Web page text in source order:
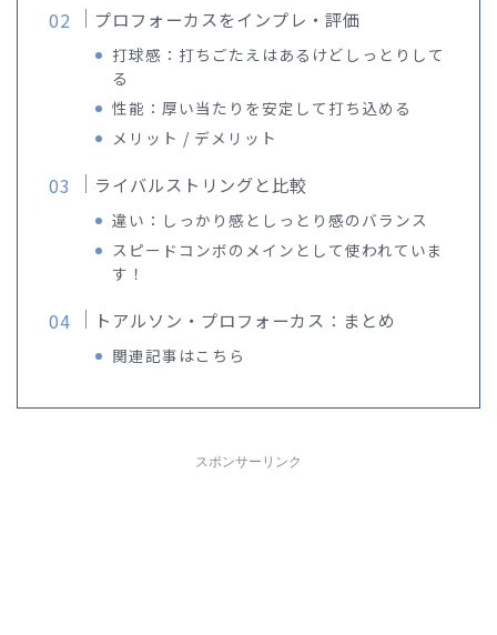
プロフォーカスをインプレ・評価
打球感：打ちごたえはあるけどしっとりして
る
性能：厚い当たりを安定して打ち込める
メリット / デメリット
ライバルストリングと比較
違い：しっかり感としっとり感のバランス
スピードコンボのメインとして使われていま
す！
トアルソン・プロフォーカス：まとめ
関連記事はこちら
スポンサーリンク